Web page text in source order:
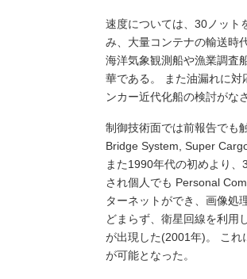
速度については、30ノット
み、大量コンテナの輸送時
海洋気象観測船や漁業調査
華である。 また油漏れに
ンカー近代化船の検討がな
制御技術面では前報告でも
Bridge System, Super
また1990年代の初めより
され個人でも Personal
ターネットができ、画像処
どまらず、衛星回線を利用
が出現した(2001年)。 これ
が可能となった。